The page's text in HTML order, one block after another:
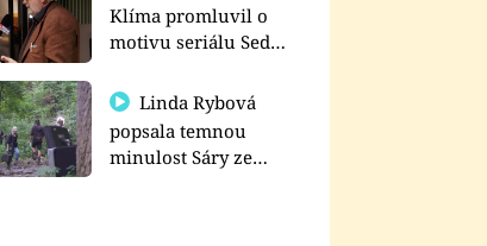
Klíma promluvil o
motivu seriálu Sedm
Linda Rybová
popsala temnou
minulost Sáry ze